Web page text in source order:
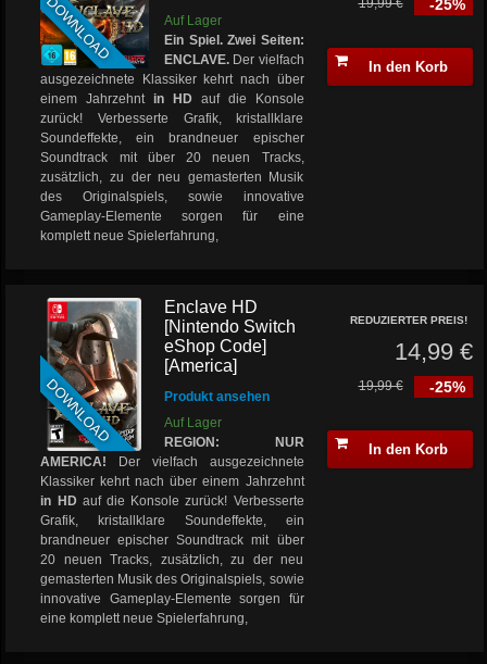
DOWNLOAD
Auf Lager
Ein Spiel. Zwei Seiten:
ENCLAVE. Der vielfach
ausgezeichnete Klassiker kehrt nach über
einem Jahrzehnt in HD auf die Konsole
zurück! Verbesserte Grafik, kristallklare
Soundeffekte, ein brandneuer epischer
Soundtrack mit über 20 neuen Tracks,
zusätzlich, zu der neu gemasterten Musik
des Originalspiels, sowie innovative
Gameplay-Elemente sorgen für eine
komplett neue Spielerfahrung,
-25%
19,99 €
In den Korb
DOWNLOAD
Enclave HD
[Nintendo Switch
eShop Code]
[America]
Produkt ansehen
Auf Lager
REGION: NUR
AMERICA!
Der vielfach ausgezeichnete
Klassiker kehrt nach über einem Jahrzehnt
in HD auf die Konsole zurück! Verbesserte
Grafik, kristallklare Soundeffekte, ein
brandneuer epischer Soundtrack mit über
20 neuen Tracks, zusätzlich, zu der neu
gemasterten Musik des Originalspiels, sowie
innovative Gameplay-Elemente sorgen für
eine komplett neue Spielerfahrung,
REDUZIERTER PREIS!
14,99 €
-25%
19,99 €
In den Korb